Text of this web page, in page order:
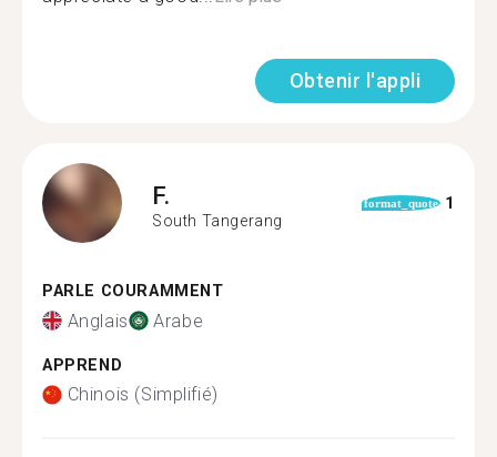
Obtenir l'appli
F.
South Tangerang
format_quote 1
PARLE COURAMMENT
Anglais Arabe
APPREND
Chinois (Simplifié)